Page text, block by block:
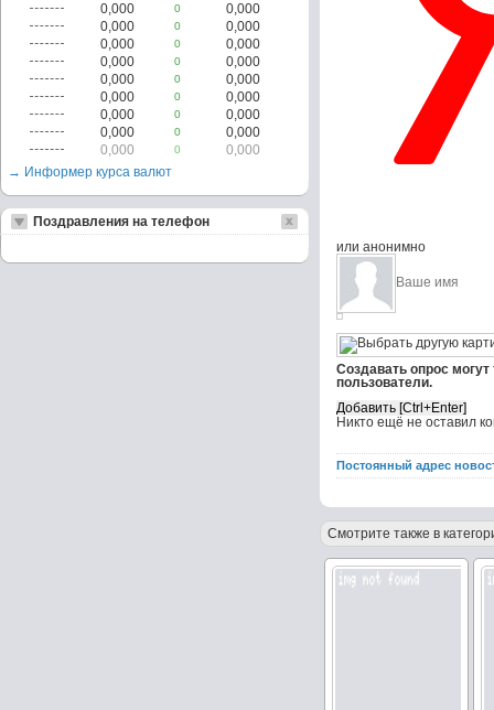
или анонимно
Создавать опрос
пользователи.
Никто ещё не оставил
Постоянный адрес
Смотрите также в
0,000
0
0,000
0,000
0
0,000
0,000
0
0,000
0,000
0
0,000
0,000
0
0,000
0,000
0
0,000
0,000
0
0,000
0,000
0
0,000
0,000
0
0,000
→ Информер курса валют
Поздравления на телефон